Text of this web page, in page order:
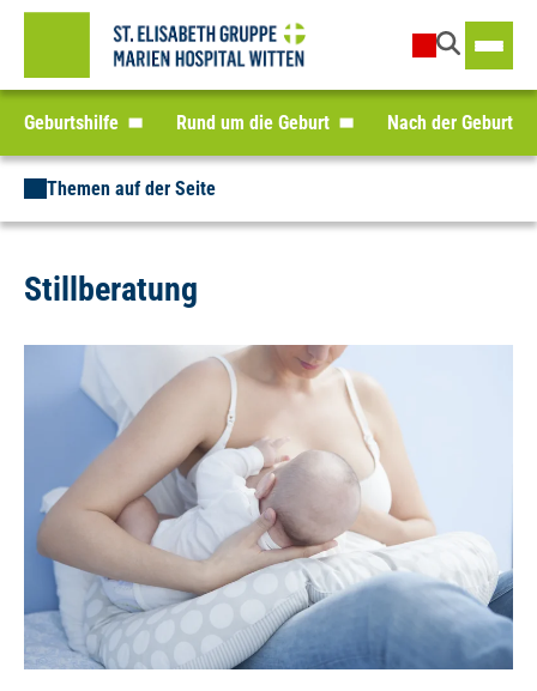
Geburtshilfe Rund um die Geburt Nach der Geburt
Themen auf der Seite
Stillberatung